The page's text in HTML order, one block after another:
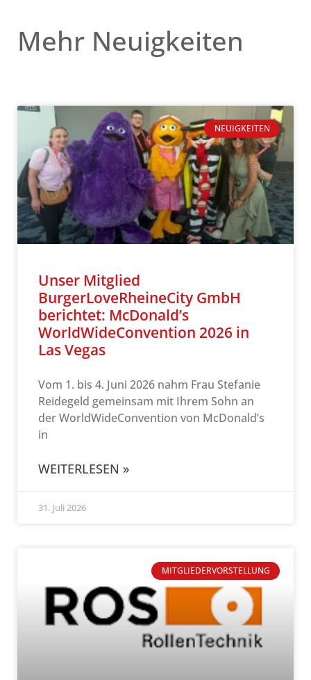
Mehr Neuigkeiten
NEUIGKEITEN
Unser Mitglied
BurgerLoveRheineCity GmbH
berichtet: McDonald’s
WorldWideConvention 2026 in
Las Vegas
Vom 1. bis 4. Juni 2026 nahm Frau Stefanie
Reidegeld gemeinsam mit Ihrem Sohn an
der WorldWideConvention von McDonald’s
in
WEITERLESEN »
31. Juli 2026
MITGLIEDERVORSTELLUNG